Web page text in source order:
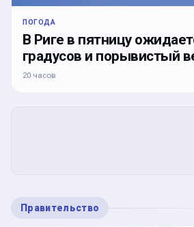
ПОГОДА
В Риге в пятницу
градусов и порывистый
20 часов
Правительство